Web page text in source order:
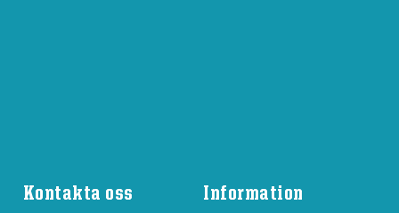
Kontakta oss Information